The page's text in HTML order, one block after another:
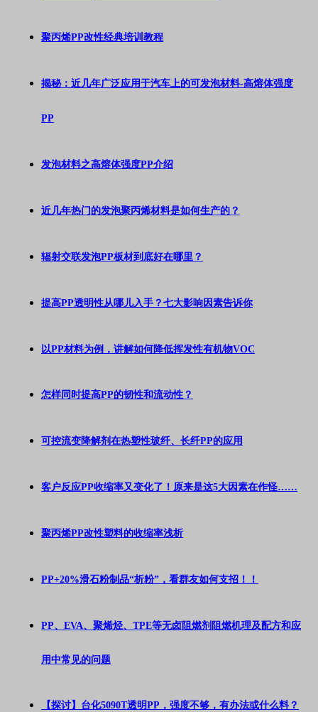
聚丙烯PP改性经典培训教程
揭秘：近几年广泛应用于汽车上的可发泡材料-高熔体强度
PP
发泡材料之高熔体强度PP介绍
近几年热门的发泡聚丙烯材料是如何生产的？
辐射交联发泡PP板材到底好在哪里？
提高PP透明性从哪儿入手？七大影响因素告诉你
以PP材料为例，讲解如何降低挥发性有机物VOC
怎样同时提高PP的韧性和流动性？
可控流变降解剂在热塑性玻纤、长纤PP的应用
客户反应PP收缩率又变化了！原来是这5大因素在作怪……
聚丙烯PP改性塑料的收缩率浅析
PP+20%滑石粉制品“析粉”，看群友如何支招！！
PP、EVA、聚烯烃、TPE等无卤阻燃剂阻燃机理及配方和应
用中常见的问题
【探讨】台化5090T透明PP，强度不够，有办法或什么料？